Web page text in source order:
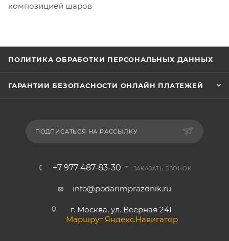
композицией шаров
ПОЛИТИКА ОБРАБОТКИ ПЕРСОНАЛЬНЫХ ДАННЫХ
ГАРАНТИИ БЕЗОПАСНОСТИ ОНЛАЙН ПЛАТЕЖЕЙ
ПОДПИСАТЬСЯ НА РАССЫЛКУ
+7 977 487-83-30 ЗАКАЗАТЬ ЗВОНОК
info@podarimprazdnik.ru
г. Москва, ул. Веерная 24Г
Маршрут Яндекс.Навигатор